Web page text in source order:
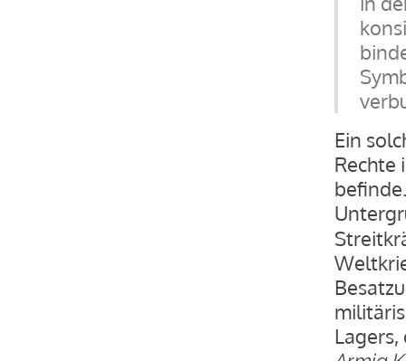
Ein
Rechte